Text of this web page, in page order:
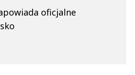
oficjalne